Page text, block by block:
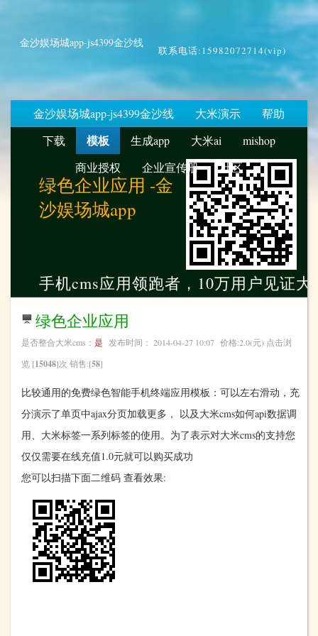
金沙娱场城app-js4399金沙线
联系电话:15982072714(vip)
金沙娱场城app-js4399金沙线 大米演示
帮助
下载
模板 生成app 大米ai
mishop
商业授权
企业宣传册 社区
绿色企业应用 -金
沙娱场城app
手机cms应用领跑者，10万用户见证
绿色企业应用
是否整合大米cms： 是 发布时间： 2014-04-27 10:07 价格:2.0(元) 点击浏
览 [15048]次 销售:[58]
比较通用的免费绿色智能手机终端应用模板：可以左右滑动，充
分演示了单页中ajax分页加载更多， 以及大米cms如何api数据调
用、大米标签一系列标签的使用。为了表示对大米cms的支持您
仅仅需要在线充值1.0元就可以购买成功
您可以扫描下面二维码 查看效果: